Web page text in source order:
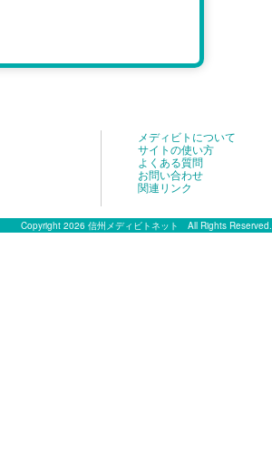
メディビトについて
サイトの使い方
よくある質問
お問い合わせ
関連リンク
Copyright 2026 信州メディビトネット All Rights Reserved.